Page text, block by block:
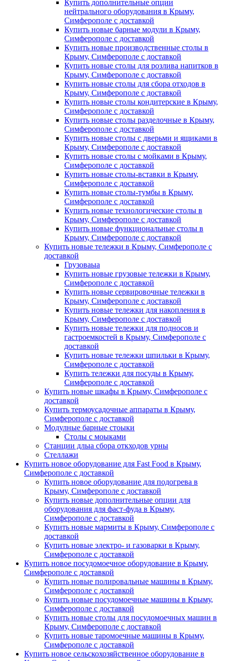
Купить дополнительные опции
нейтрального оборудования в Крыму,
Симферополе с доставкой
Купить новые барные модули в Крыму,
Симферополе с доставкой
Купить новые производственные столы в
Крыму, Симферополе с доставкой
Купить новые столы для розлива напитков в
Крыму, Симферополе с доставкой
Купить новые столы для сбора отходов в
Крыму, Симферополе с доставкой
Купить новые столы кондитерские в Крыму,
Симферополе с доставкой
Купить новые столы разделочные в Крыму,
Симферополе с доставкой
Купить новые столы с дверьми и ящиками в
Крыму, Симферополе с доставкой
Купить новые столы с мойками в Крыму,
Симферополе с доставкой
Купить новые столы-вставки в Крыму,
Симферополе с доставкой
Купить новые столы-тумбы в Крыму,
Симферополе с доставкой
Купить новые технологические столы в
Крыму, Симферополе с доставкой
Купить новые функциональные столы в
Крыму, Симферополе с доставкой
Купить новые тележки в Крыму, Симферополе с
доставкой
Грузоваыа
Купить новые грузовые тележки в Крыму,
Симферополе с доставкой
Купить новые сервировочные тележки в
Крыму, Симферополе с доставкой
Купить новые тележки для накопления в
Крыму, Симферополе с доставкой
Купить новые тележки для подносов и
гастроемкостей в Крыму, Симферополе с
доставкой
Купить новые тележки шпильки в Крыму,
Симферополе с доставкой
Купить тележки для посуды в Крыму,
Симферополе с доставкой
Купить новые шкафы в Крыму, Симферополе с
доставкой
Купить термоусадочные аппараты в Крыму,
Симферополе с доставкой
Модулные барные стоыки
Столы с моыками
Станции длыа сбора откходов урны
Стеллажи
Купить новое оборудование для Fast Food в Крыму,
Симферополе с доставкой
Купить новое оборудование для подогрева в
Крыму, Симферополе с доставкой
Купить новые дополнительные опции для
оборудования для фаст-фуда в Крыму,
Симферополе с доставкой
Купить новые мармиты в Крыму, Симферополе с
доставкой
Купить новые электро- и газоварки в Крыму,
Симферополе с доставкой
Купить новое посудомоечное оборудование в Крыму,
Симферополе с доставкой
Купить новые полировальные машины в Крыму,
Симферополе с доставкой
Купить новые посудомоечные машины в Крыму,
Симферополе с доставкой
Купить новые столы для посудомоечных машин в
Крыму, Симферополе с доставкой
Купить новые таромоечные машины в Крыму,
Симферополе с доставкой
Купить новое сельскохозяйственное оборудование в